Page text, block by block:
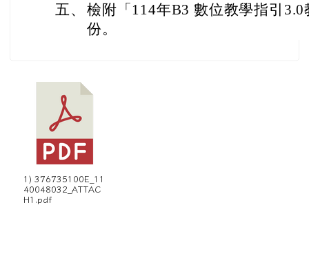
五、 檢附「114年B3 數位教學指引
份。
1) 376735100E_11
40048032_ATTAC
H1.pdf